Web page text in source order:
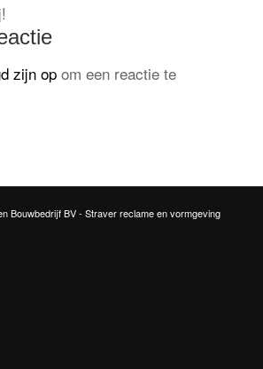
zijn opom een reactie te
Bouwbedrijf BV- Straver reclame en vormgeving